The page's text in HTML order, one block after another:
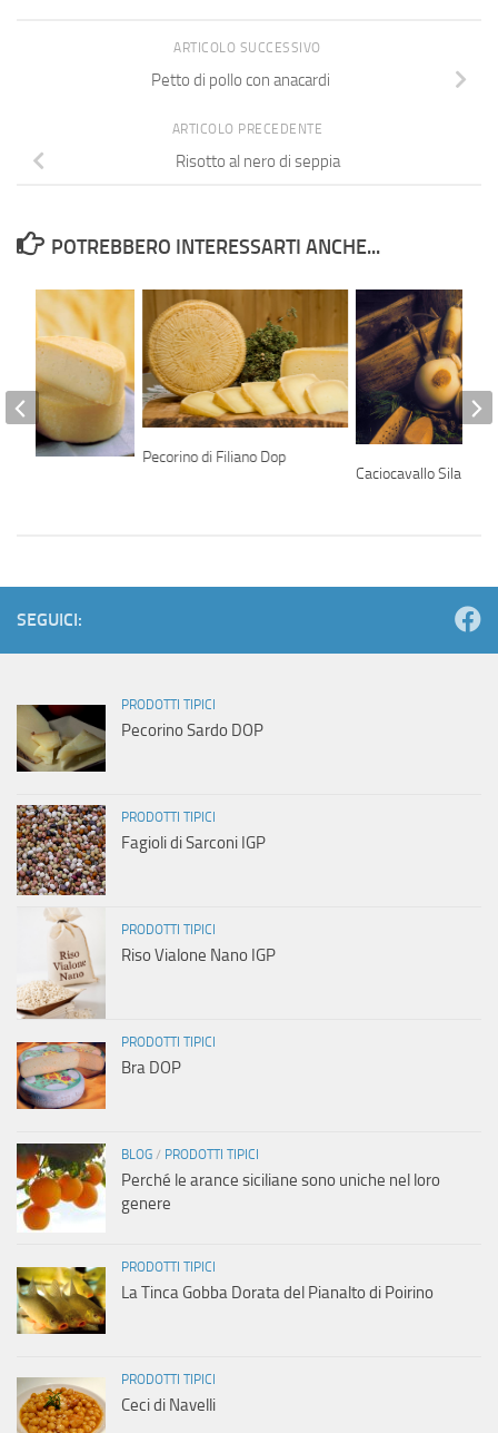
ARTICOLO SUCCESSIVO
Petto di pollo con anacardi
ARTICOLO PRECEDENTE
Risotto al nero di seppia
POTREBBERO INTERESSARTI ANCHE...
Pecorino di Filiano Dop
Caciocavallo Silano
SEGUICI:
PRODOTTI TIPICI
Pecorino Sardo DOP
PRODOTTI TIPICI
Fagioli di Sarconi IGP
PRODOTTI TIPICI
Riso Vialone Nano IGP
PRODOTTI TIPICI
Bra DOP
BLOG / PRODOTTI TIPICI
Perché le arance siciliane sono uniche nel loro
genere
PRODOTTI TIPICI
La Tinca Gobba Dorata del Pianalto di Poirino
PRODOTTI TIPICI
Ceci di Navelli